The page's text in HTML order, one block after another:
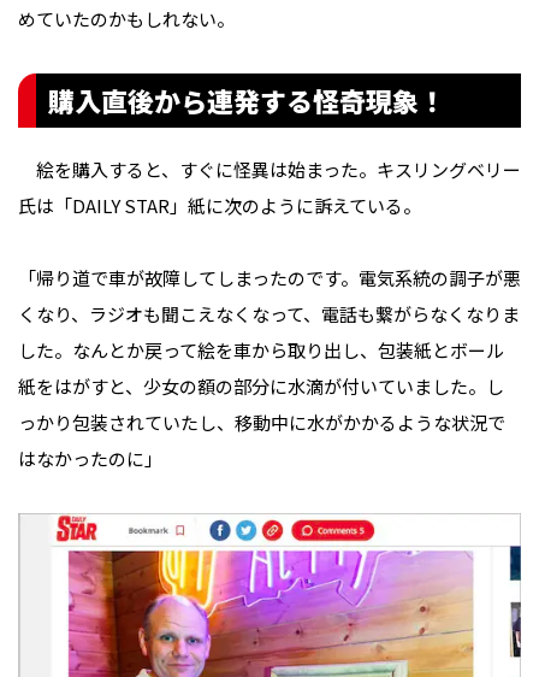
めていたのかもしれない。
購入直後から連発する怪奇現象！
絵を購入すると、すぐに怪異は始まった。キスリングベリー
氏は「DAILY STAR」紙に次のように訴えている。
「帰り道で車が故障してしまったのです。電気系統の調子が悪
くなり、ラジオも聞こえなくなって、電話も繋がらなくなりま
した。なんとか戻って絵を車から取り出し、包装紙とボール
紙をはがすと、少女の額の部分に水滴が付いていました。し
っかり包装されていたし、移動中に水がかかるような状況で
はなかったのに」